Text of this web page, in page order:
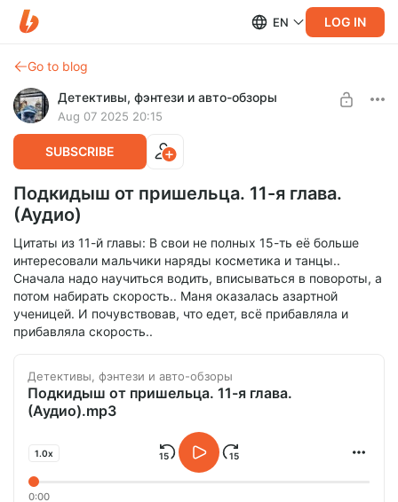
EN LOG IN
Go to blog
Детективы, фэнтези и авто-обзоры
Aug 07 2025 20:15
SUBSCRIBE
Подкидыш от пришельца. 11-я глава.
(Аудио)
Цитаты из 11-й главы: В свои не полных 15-ть её больше
интересовали мальчики наряды косметика и танцы..
Сначала надо научиться водить, вписываться в повороты, а
потом набирать скорость.. Маня оказалась азартной
ученицей. И почувствовав, что едет, всё прибавляла и
прибавляла скорость..
Детективы, фэнтези и авто-обзоры
Подкидыш от пришельца. 11-я глава.
(Аудио).mp3
1.0x
0:00